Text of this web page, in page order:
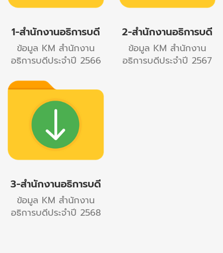
1-สำนักงานอธิการบดี
ข้อมูล KM สำนักงาน
อธิการบดีประจำปี 2566
2-สำนักงานอธิการบดี
ข้อมูล KM สำนักงาน
อธิการบดีประจำปี 2567
3-สำนักงานอธิการบดี
ข้อมูล KM สำนักงาน
อธิการบดีประจำปี 2568